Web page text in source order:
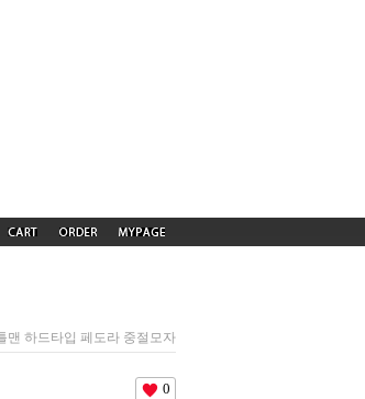
맨 하드타입 페도라 중절모자
0